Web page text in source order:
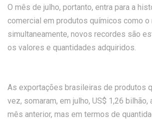
O mês de julho, portanto, entra para a
comercial em produtos químicos como o
simultaneamente, novos recordes são
os valores e quantidades adquiridos.
As exportações brasileiras de produtos
vez, somaram, em julho, US$ 1,26 bilhão,
mês anterior, mas em termos de